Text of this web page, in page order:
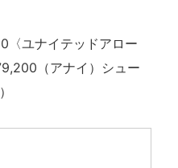
〈ユナイテッドアロー
（アナイ）シュー